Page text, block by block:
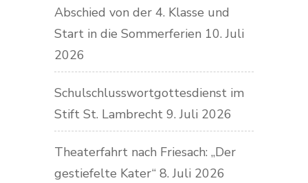
Abschied von der 4. Klasse und
Start in die Sommerferien 10. Juli
2026
Schulschlusswortgottesdienst im
Stift St. Lambrecht 9. Juli 2026
Theaterfahrt nach Friesach: „Der
gestiefelte Kater“ 8. Juli 2026